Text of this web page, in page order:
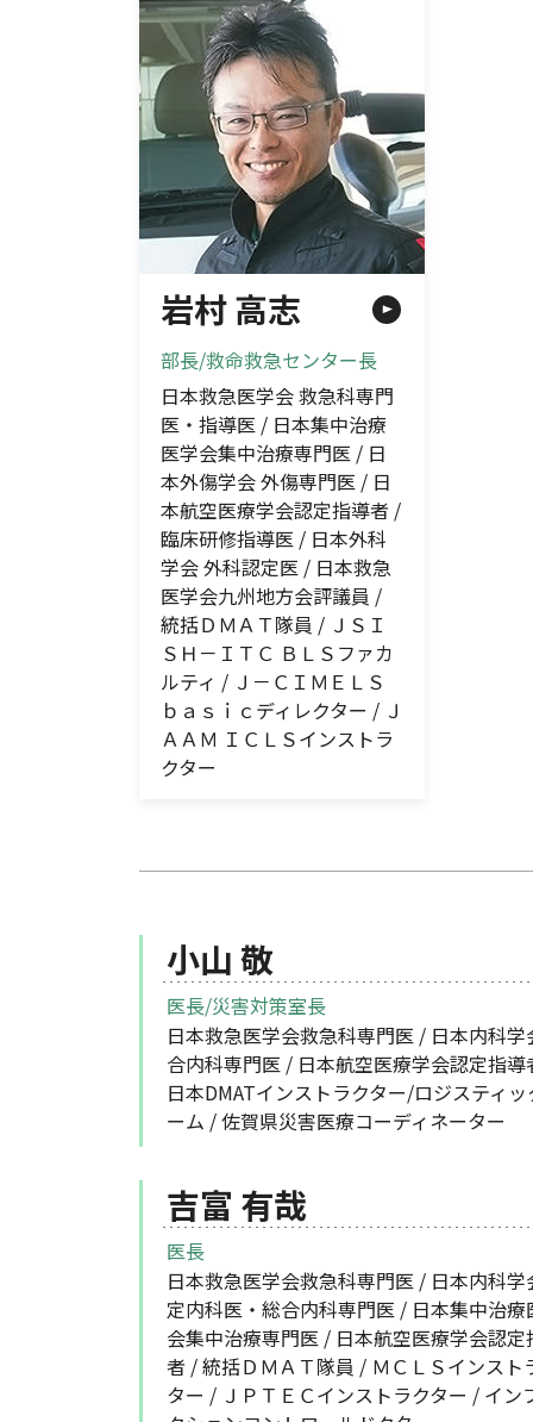
岩村 高志
部長/救命救急センター長
日本救急医学会 救急科専門
医・指導医 / 日本集中治療
医学会集中治療専門医 / 日
本外傷学会 外傷専門医 / 日
本航空医療学会認定指導者 /
臨床研修指導医 / 日本外科
学会 外科認定医 / 日本救急
医学会九州地方会評議員 /
統括ＤＭＡＴ隊員 / ＪＳＩ
ＳＨ－ＩＴＣ ＢＬＳファカ
ルティ / Ｊ－ＣＩＭＥＬＳ
ｂａｓｉｃディレクター / Ｊ
ＡＡＭ ＩＣＬＳインストラ
クター
小山 敬
医長/災害対策室長
日本救急医学会救急科専門医 / 日本内科学
合内科専門医 / 日本航空医療学会認定指導
日本DMATインストラクター/ロジスティ
ーム / 佐賀県災害医療コーディネーター
吉富 有哉
医長
日本救急医学会救急科専門医 / 日本内科学
定内科医・総合内科専門医 / 日本集中治療
会集中治療専門医 / 日本航空医療学会認定
者 / 統括ＤＭＡＴ隊員 / ＭＣＬＳインスト
ター / ＪＰＴＥＣインストラクター / イン